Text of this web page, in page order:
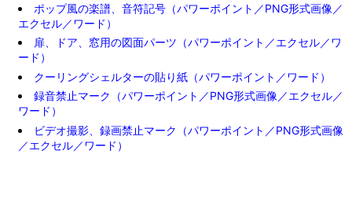
ポップ風の楽譜、音符記号（パワーポイント／PNG形式画像／
エクセル／ワード）
扉、ドア、窓用の図面パーツ（パワーポイント／エクセル／ワ
ード）
クーリングシェルターの貼り紙（パワーポイント／ワード）
録音禁止マーク（パワーポイント／PNG形式画像／エクセル／
ワード）
ビデオ撮影、録画禁止マーク（パワーポイント／PNG形式画像
／エクセル／ワード）